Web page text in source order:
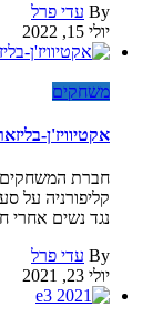
By עדי פרל
יולי 15, 2022
משחקים
אקטיוויז'ן-
חברת המשחקים
קליפורניה על
נגד נשים אחרי
By עדי פרל
יולי 23, 2021